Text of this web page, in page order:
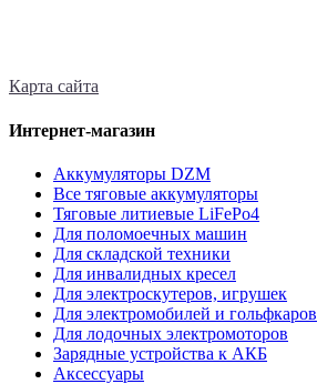
Карта сайта
Интернет-магазин
Аккумуляторы DZM
Все тяговые аккумуляторы
Тяговые литиевые LiFePo4
Для поломоечных машин
Для складской техники
Для инвалидных кресел
Для электроскутеров, игрушек
Для электромобилей и гольфкаров
Для лодочных электромоторов
Зарядные устройства к АКБ
Аксессуары